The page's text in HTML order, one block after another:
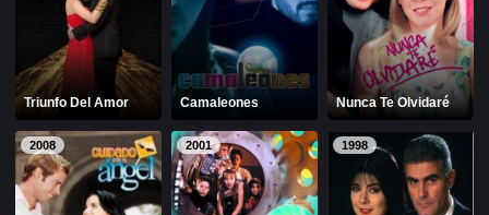
Dulce María Maite Perroni
RBD
SHOWS
Alfonso Herrera Anahí
Christian Chavéz Christopher Von Uckermann
Triunfo Del Amor Camaleones Nunca Te Olvidaré
2008 2001 1998